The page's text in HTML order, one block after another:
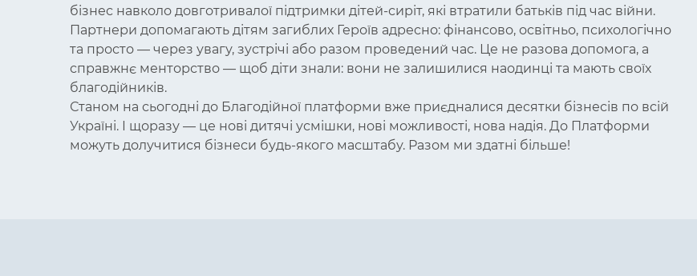
бізнес навколо довготривалої підтримки дітей-сиріт, які втратили батьків під час війни.
Партнери допомагають дітям загиблих Героїв адресно: фінансово, освітньо, психологічно
та просто — через увагу, зустрічі або разом проведений час. Це не разова допомога, а
справжнє менторство — щоб діти знали: вони не залишилися наодинці та мають своїх
благодійників.
Станом на сьогодні до Благодійної платформи вже приєдналися десятки бізнесів по всій
Україні. І щоразу — це нові дитячі усмішки, нові можливості, нова надія. До Платформи
можуть долучитися бізнеси будь-якого масштабу. Разом ми здатні більше!